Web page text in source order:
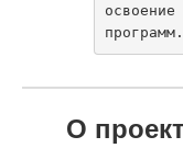
освоение
программ.
О